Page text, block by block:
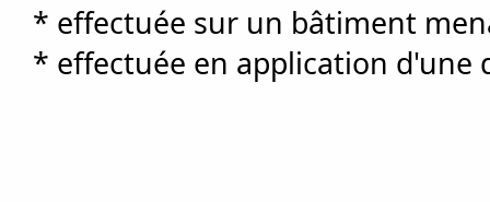
* effectuée sur un bâtiment
* effectuée en application d'une